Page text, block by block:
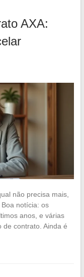
AXA:
não precisa mais,
notícia: os
anos, e várias
de contrato. Ainda é